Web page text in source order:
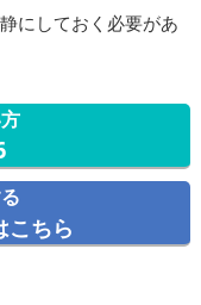
にしておく必要があ
こちら